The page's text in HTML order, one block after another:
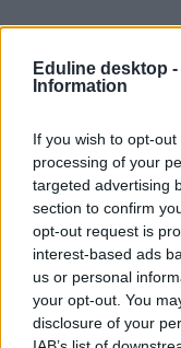
Eduline desktop -
Information
If you wish to opt-
processing of your
targeted advertising
section to confirm
opt-out request is
interest-based ads
us or personal
your opt-out. You
disclosure of your
Tetszett a cikk?